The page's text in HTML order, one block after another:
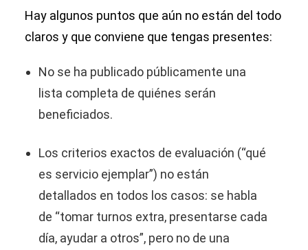
Hay algunos puntos que aún no están del todo
claros y que conviene que tengas presentes:
No se ha publicado públicamente una
lista completa de quiénes serán
beneficiados.
Los criterios exactos de evaluación (“qué
es servicio ejemplar”) no están
detallados en todos los casos: se habla
de “tomar turnos extra, presentarse cada
día, ayudar a otros”, pero no de una